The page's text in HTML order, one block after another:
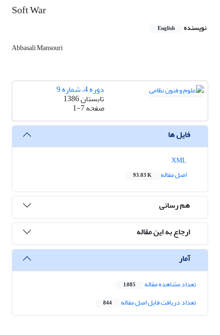
Soft War
نویسنده English
Abbasali Mansouri
دوره 4، شماره 9
تابستان 1386
صفحه1-7
فایل ها
اصل مقاله
93.03 K
هم رسانی
ارجاع به این مقاله
آمار
تعداد مشاهده مقاله 1,085
تعداد دریافت فایل اصل مقاله 844